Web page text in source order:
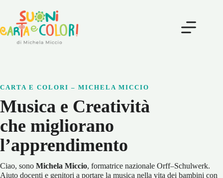
contenuto
CARTA E COLORI – MICHELA MICCIO
Musica e Creatività
che migliorano
l’apprendimento
Ciao, sono Michela Miccio, formatrice nazionale Orff–Schulwerk.
Aiuto docenti e genitori a portare la musica nella vita dei bambini con